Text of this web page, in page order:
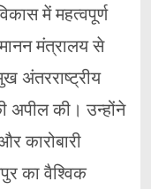
में महत्वपूर्ण
मंत्रालय से
अंतरराष्ट्रीय
अपील की। उन्होंने
कारोबारी
का वैश्विक